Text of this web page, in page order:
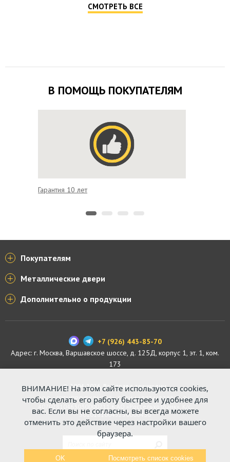
СМОТРЕТЬ ВСЕ
В ПОМОЩЬ ПОКУПАТЕЛЯМ
Гарантия 10 лет
Покупателям
Металлические двери
Дополнительно о продукции
+7 (926) 443-85-70
Адрес: г. Москва, Варшавское шоссе, д. 125Д, корпус 1, эт. 1, ком.
173
© 2004-2026. Все права защищены.
ООО «СПЕЦПРОФКОНТУР», ОГРН 1187746529816. Р/с:
40702810463030000711 в АО «Россельхозбанк». К/с:
30101810045250000430
ВНИМАНИЕ! На этом сайте используются cookies,
чтобы сделать его работу быстрее и удобнее для
вас. Если вы не согласны, вы всегда можете
отменить это действие через настройки вашего
браузера.
OK Посмотреть список cookies